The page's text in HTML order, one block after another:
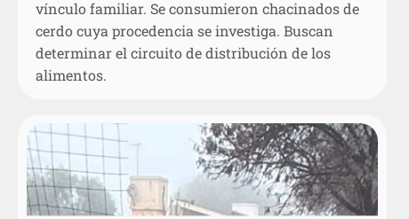
vínculo familiar. Se consumieron chacinados de
cerdo cuya procedencia se investiga. Buscan
determinar el circuito de distribución de los
alimentos.